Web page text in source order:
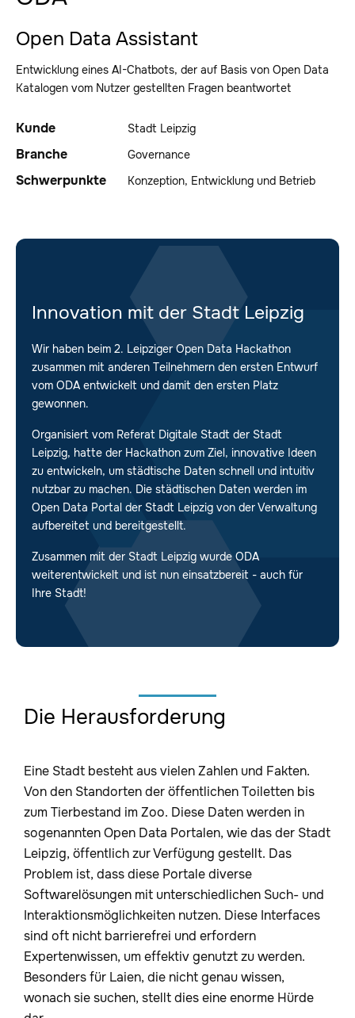
Open Data Assistant
Entwicklung eines AI-Chatbots, der auf Basis von Open Data
Katalogen vom Nutzer gestellten Fragen beantwortet
Kunde Stadt Leipzig
Branche Governance
Schwerpunkte Konzeption, Entwicklung und Betrieb
Innovation mit der Stadt Leipzig
Wir haben beim 2. Leipziger Open Data Hackathon
zusammen mit anderen Teilnehmern den ersten Entwurf
vom ODA entwickelt und damit den ersten Platz
gewonnen.
Organisiert vom Referat Digitale Stadt der Stadt
Leipzig, hatte der Hackathon zum Ziel, innovative Ideen
zu entwickeln, um städtische Daten schnell und intuitiv
nutzbar zu machen. Die städtischen Daten werden im
Open Data Portal der Stadt Leipzig von der Verwaltung
aufbereitet und bereitgestellt.
Zusammen mit der Stadt Leipzig wurde ODA
weiterentwickelt und ist nun einsatzbereit - auch für
Ihre Stadt!
Die Herausforderung
Eine Stadt besteht aus vielen Zahlen und Fakten.
Von den Standorten der öffentlichen Toiletten bis
zum Tierbestand im Zoo. Diese Daten werden in
sogenannten Open Data Portalen, wie das der Stadt
Leipzig, öffentlich zur Verfügung gestellt. Das
Problem ist, dass diese Portale diverse
Softwarelösungen mit unterschiedlichen Such- und
Interaktionsmöglichkeiten nutzen. Diese Interfaces
sind oft nicht barrierefrei und erfordern
Expertenwissen, um effektiv genutzt zu werden.
Besonders für Laien, die nicht genau wissen,
wonach sie suchen, stellt dies eine enorme Hürde